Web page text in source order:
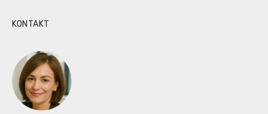
KONTAKT